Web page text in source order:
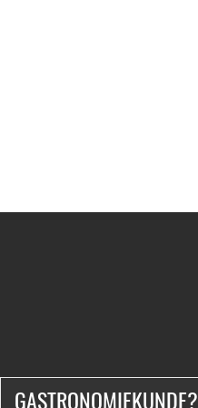
GASTRONOMIEKUNDE?